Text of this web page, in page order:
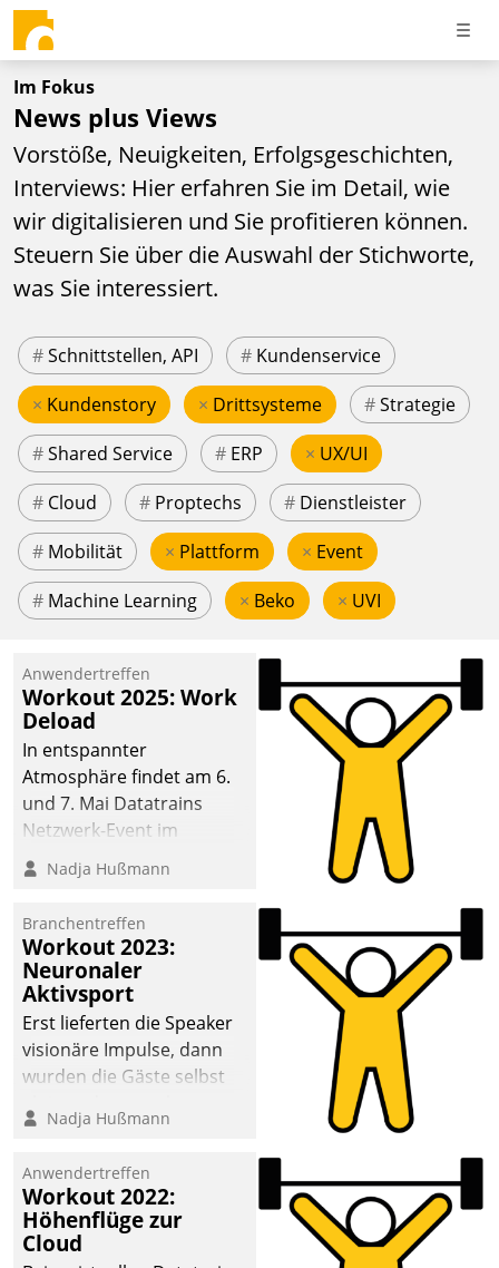
Im Fokus
News plus Views
Vorstöße, Neuigkeiten, Erfolgsgeschichten,
Interviews: Hier erfahren Sie im Detail, wie
wir digitalisieren und Sie profitieren können.
Steuern Sie über die Auswahl der Stichworte,
was Sie interessiert.
#Schnittstellen, API # Kundenservice
× Kundenstory × Drittsysteme #Strategie
#Shared Service # ERP × UX/UI
# Cloud # Proptechs # Dienstleister
# Mobilität × Plattform × Event
# Machine Learning × Beko × UVI
Anwendertreffen
Workout 2025: Work
Deload
In entspannter
Atmosphäre findet am 6.
und 7. Mai Datatrains
Netzwerk-Event im
Kunden- und Partnerkreis
statt. Zentrale Frage: Wie
Mammutprojekte
meistern und Workloads
wuppen – bei zunehmend
anspruchsvollen
Aufgaben und
abnehmendem
Nadja Hußmann
Branchentreffen
Workout 2023:
Neuronaler
Aktivsport
Erst lieferten die Speaker
visionäre Impulse, dann
wurden die Gäste selbst
methodisch
Quartier. Dazwischen
zeigte Datatrain, was es
Neues zu bieten hat.
Nadja Hußmann
Anwendertreffen
Workout 2022:
Höhenflüge zur
Cloud